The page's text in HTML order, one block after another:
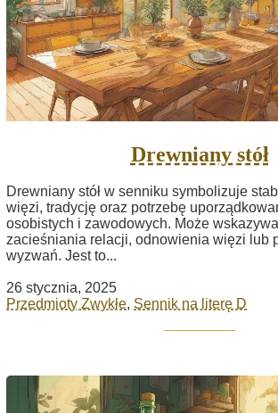
Drewniany stół
Drewniany stół w senniku symbolizuje
więzi, tradycję oraz potrzebę
osobistych i zawodowych. Może
zacieśniania relacji, odnowienia więzi lub
wyzwań. Jest to...
26 stycznia, 2025
Przedmioty Zwykłe, Sennik na literę D